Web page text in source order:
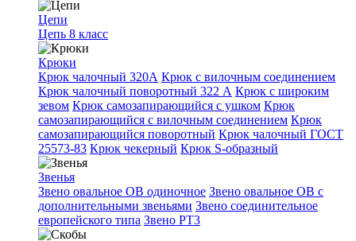
Цепи
Цепь 8 класс
Крюки
Крюк чалочный 320А Крюк с вилочным соединением
Крюк чалочный поворотный 322 А Крюк с широким
зевом Крюк самозапирающийся с ушком Крюк
самозапирающийся с вилочным соединением Крюк
самозапирающийся поворотный Крюк чалочный ГОСТ
25573-83 Крюк чекерный Крюк S-образный
Звенья
Звено овальное OB одиночное Звено овальное ОВ с
дополнительными звеньями Звено соединительное
европейского типа Звено РТ3